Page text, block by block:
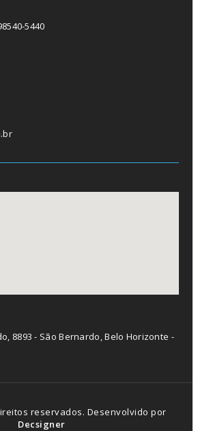
5440
8893 - São Bernardo, Belo Horizonte -
reservados. Desenvolvido por
Decsigner